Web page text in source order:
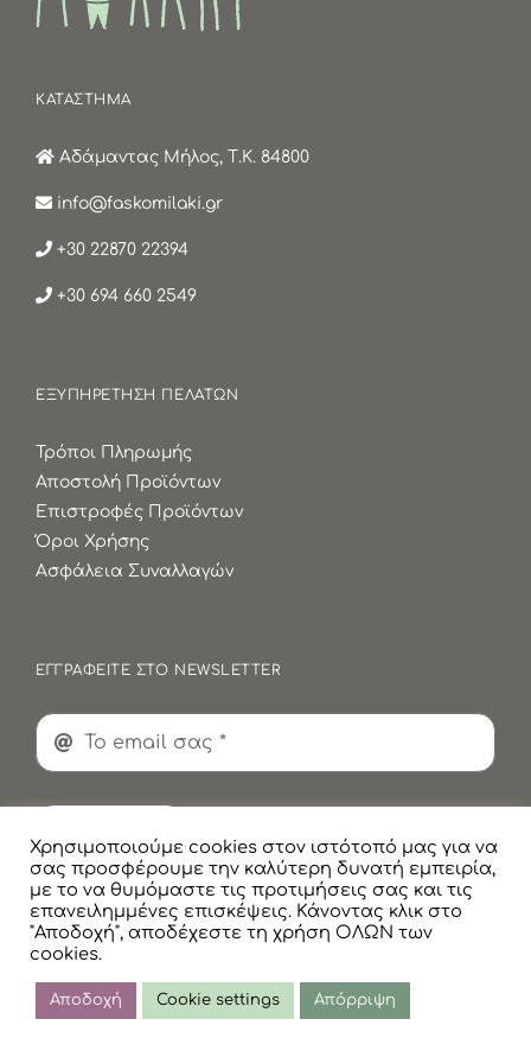
ΚΑΤΑΣΤΗΜΑ
Αδάμαντας Μήλος, Τ.Κ. 84800
info@faskomilaki.gr
+30 22870 22394
+30 694 660 2549
ΕΞΥΠΗΡΕΤΗΣΗ ΠΕΛΑΤΩΝ
Τρόποι Πληρωμής
Αποστολή Προϊόντων
Επιστροφές Προϊόντων
Όροι Χρήσης
Ασφάλεια Συναλλαγών
ΕΓΓΡΑΦΕΙΤΕ ΣΤΟ NEWSLETTER
© Copyright
Πολιτική Προστασίας Προσωπικών Δεδομένων
Χρησιμοποιούμε cookies στον ιστότοπό μας για να
σας προσφέρουμε την καλύτερη δυνατή εμπειρία,
με το να θυμόμαστε τις προτιμήσεις σας και τις
επανειλημμένες επισκέψεις. Κάνοντας κλικ στο
"Αποδοχή", αποδέχεστε τη χρήση ΟΛΩΝ των
cookies.
Αποδοχή Cookie settings Απόρριψη